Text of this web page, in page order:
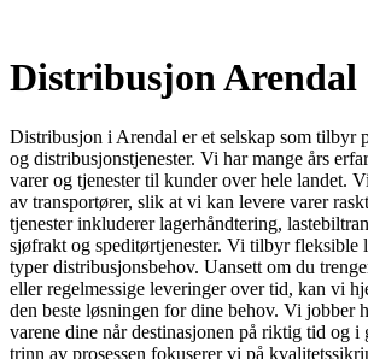
Distribusjon Arendal
Distribusjon i Arendal er et selskap som tilbyr
og distribusjonstjenester. Vi har mange års
varer og tjenester til kunder over hele landet.
av transportører, slik at vi kan levere varer
tjenester inkluderer lagerhåndtering,
sjøfrakt og speditørtjenester. Vi tilbyr fleksible
typer distribusjonsbehov. Uansett om du
eller regelmessige leveringer over tid, kan vi
den beste løsningen for dine behov. Vi jobber
varene dine når destinasjonen på riktig tid og i
trinn av prosessen fokuserer vi på